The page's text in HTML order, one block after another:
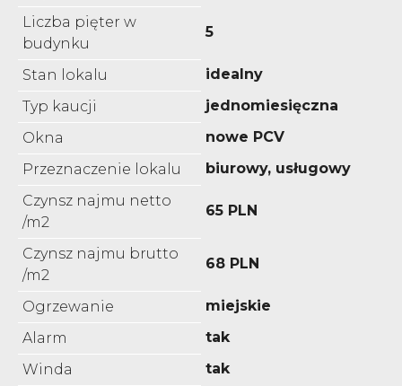
Liczba pięter w
budynku
5
Stan lokalu
idealny
Typ kaucji
jednomiesięczna
Okna
nowe PCV
Przeznaczenie lokalu
biurowy, usługowy
Czynsz najmu netto
/m2
65 PLN
Czynsz najmu brutto
/m2
68 PLN
Ogrzewanie
miejskie
Alarm
tak
Winda
tak